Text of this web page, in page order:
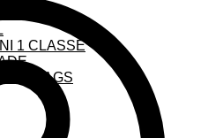
1 CLASSE
BAGS